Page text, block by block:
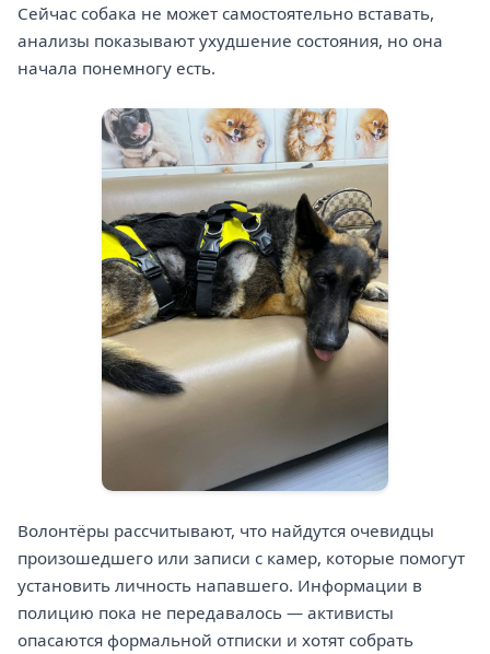
Сейчас собака не может самостоятельно вставать,
анализы показывают ухудшение состояния, но она
начала понемногу есть.
Волонтёры рассчитывают, что найдутся очевидцы
произошедшего или записи с камер, которые помогут
установить личность напавшего. Информации в
полицию пока не передавалось — активисты
опасаются формальной отписки и хотят собрать